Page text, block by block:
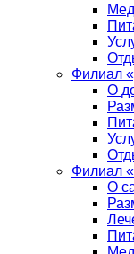
Филиал
О
Филиал
О